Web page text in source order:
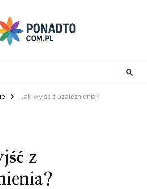
Jak wyjść z uzależnienia?
z